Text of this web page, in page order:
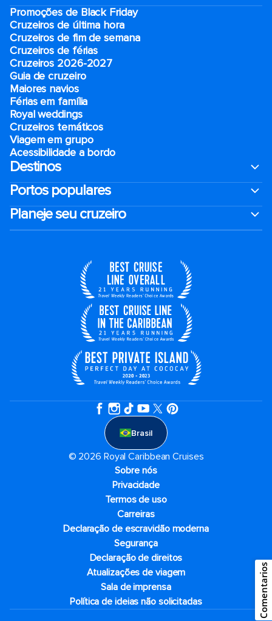
Promoções de Black Friday
Cruzeiros de última hora
Cruzeiros de fim de semana
Cruzeiros de férias
Cruzeiros 2026-2027
Guia de cruzeiro
Maiores navios
Férias em família
Royal weddings
Cruzeiros temáticos
Viagem em grupo
Acessibilidade a bordo
Destinos
Portos populares
Planeje seu cruzeiro
Brasil
© 2026 Royal Caribbean Cruises
Sobre nós
Privacidade
Termos de uso
Carreiras
Declaração de escravidão moderna
Segurança
Declaração de direitos
Atualizações de viagem
Sala de imprensa
Política de ideias não solicitadas
Comentarios